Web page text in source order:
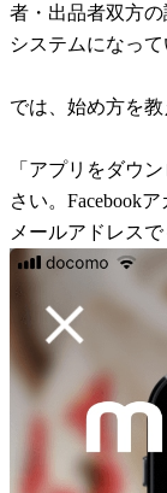
者・出品者双方
システムになって
では、始め方を教
「アプリをダウ
さい。Facebook
メールアドレス